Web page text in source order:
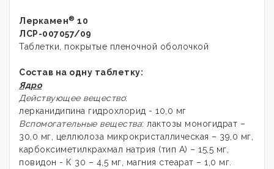
Леркамен® 10
ЛСР-007057/09
Таблетки, покрытые пленочной оболочкой
Состав на одну таблетку:
Ядро
Действующее вещество:
лерканидипина гидрохлорид - 10,0 мг
Вспомогательные вещества: лактозы моногидрат –
30,0 мг, целлюлоза микрокристаллическая – 39,0 мг,
карбоксиметилкрахмал натрия (тип А) – 15,5 мг,
повидон - К 30 – 4,5 мг, магния стеарат – 1,0 мг.